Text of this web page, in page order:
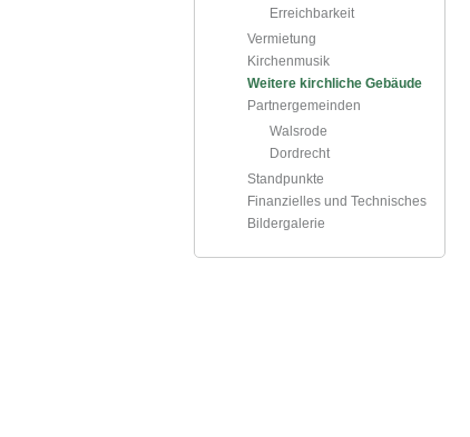
Erreichbarkeit
Vermietung
Kirchenmusik
Weitere kirchliche Gebäude
Partnergemeinden
Walsrode
Dordrecht
Standpunkte
Finanzielles und Technisches
Bildergalerie